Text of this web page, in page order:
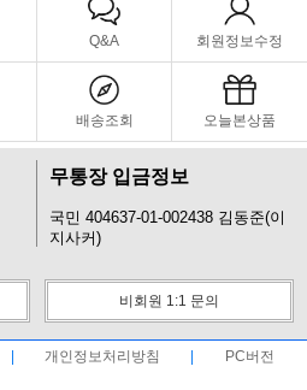
Q&A 회원정보수정
배송조회 오늘본상품
무통장 입금정보
국민 404637-01-002438 김동준(이
지사커)
비회원 1:1 문의
개인정보처리방침 PC버전